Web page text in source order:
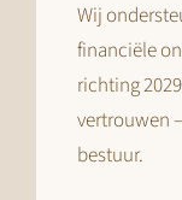
Wij
financiële
richting
vertrouwen
bestuur.